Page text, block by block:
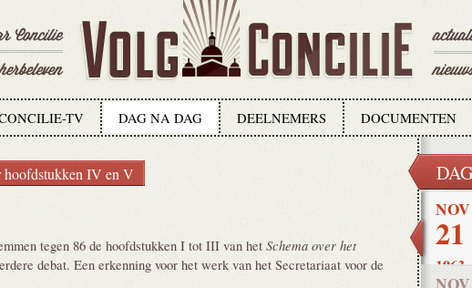
TV DAG NA DAG DEELNEMERS DOCUMENTEN
hoofdstukken IV en V
tegen 86 de hoofdstukken I tot III van het Schema over het
debat. Een erkenning voor het werk van het Secretariaat voor de
1963
NOV
22
1963
NOV
22
1963
NOV
21
1963